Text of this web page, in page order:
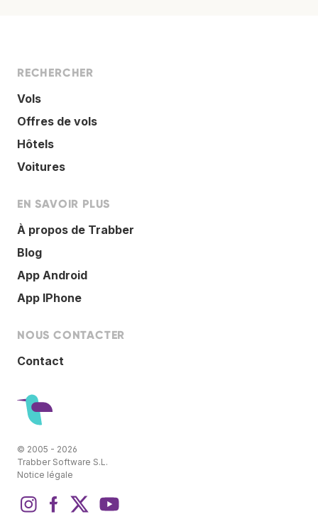
RECHERCHER
Vols
Offres de vols
Hôtels
Voitures
EN SAVOIR PLUS
À propos de Trabber
Blog
App Android
App IPhone
NOUS CONTACTER
Contact
© 2005 - 2026
Trabber Software S.L.
Notice légale